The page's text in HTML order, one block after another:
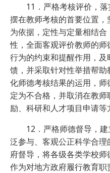
11．严格考核评价，落
摆在教师考核的首要位置
为依据，定性与定量相结
性，全面客观评价教师的
行为的约束和提醒作用，
馈，并采取针对性举措帮
化师德考核结果的运用，
定为不合格，并取消在教
励、科研和人才项目申请等
12．严格师德督导，建
泛参与、客观公正科学合
府督导，将各级各类学校
作为对地方政府履行教育